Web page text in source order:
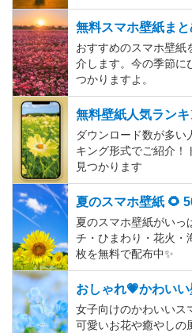
無料スマホ壁紙まと
おすすめのスマホ壁紙
介します。今の季節に
つかりますよ。
無料壁紙人気ラン
ダウンロード数が多い
キング形式でご紹介！
見つかります
夏のスマホ壁紙 🌻
夏のスマホ壁紙がい
チ・ひまわり・花火・
枚を無料で配布中✨
おしゃれ💗かわい
女子向けのかわいいス
可愛いお花や癒やしの